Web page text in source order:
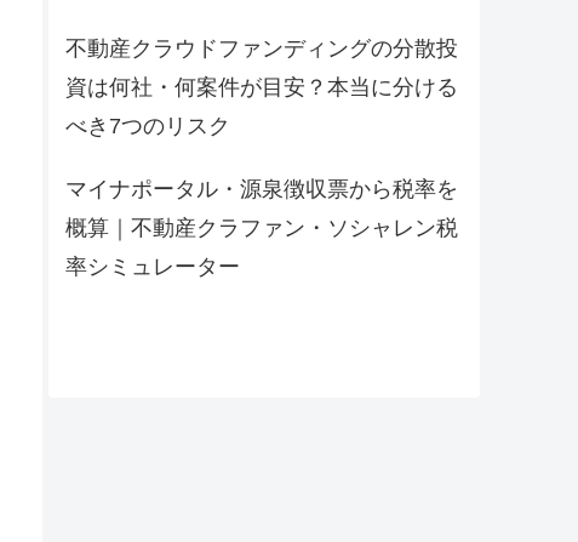
不動産クラウドファンディングの分散投
資は何社・何案件が目安？本当に分ける
べき7つのリスク
マイナポータル・源泉徴収票から税率を
概算｜不動産クラファン・ソシャレン税
率シミュレーター